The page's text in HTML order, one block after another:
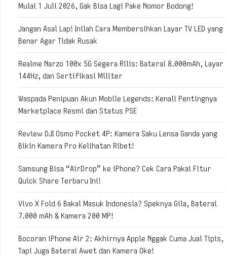
Mulai 1 Juli 2026, Gak Bisa Lagi Pake Nomor Bodong!
Jangan Asal Lap! Inilah Cara Membersihkan Layar TV LED yang
Benar Agar Tidak Rusak
Realme Narzo 100x 5G Segera Rilis: Baterai 8.000mAh, Layar
144Hz, dan Sertifikasi Militer
Waspada Penipuan Akun Mobile Legends: Kenali Pentingnya
Marketplace Resmi dan Status PSE
Review DJI Osmo Pocket 4P: Kamera Saku Lensa Ganda yang
Bikin Kamera Pro Kelihatan Ribet!
Samsung Bisa “AirDrop” ke iPhone? Cek Cara Pakai Fitur
Quick Share Terbaru Ini!
Vivo X Fold 6 Bakal Masuk Indonesia? Speknya Gila, Baterai
7.000 mAh & Kamera 200 MP!
Bocoran iPhone Air 2: Akhirnya Apple Nggak Cuma Jual Tipis,
Tapi Juga Baterai Awet dan Kamera Oke!